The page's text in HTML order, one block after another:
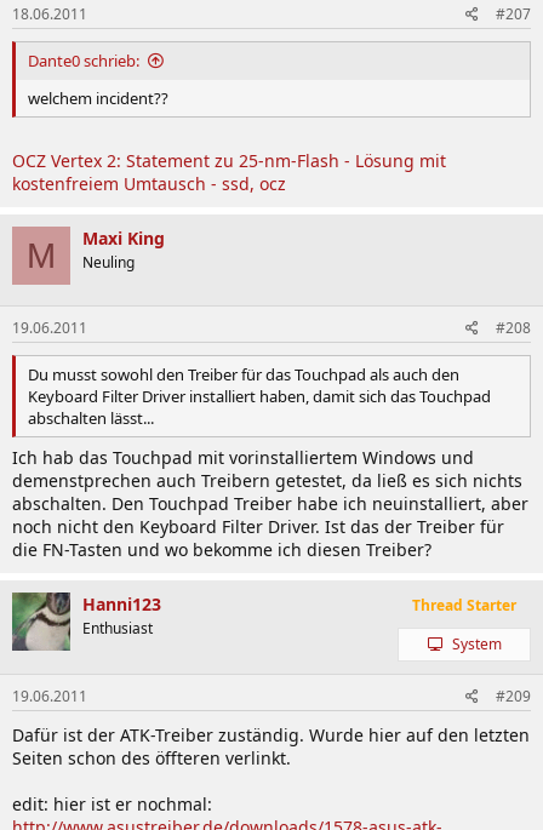
18.06.2011 #207
Dante0 schrieb:
welchem incident??
OCZ Vertex 2: Statement zu 25-nm-Flash - Lösung mit
kostenfreiem Umtausch - ssd, ocz
M Maxi King
Neuling
19.06.2011 #208
Du musst sowohl den Treiber für das Touchpad als auch den
Keyboard Filter Driver installiert haben, damit sich das Touchpad
abschalten lässt...
Ich hab das Touchpad mit vorinstalliertem Windows und
demenstprechen auch Treibern getestet, da ließ es sich nichts
abschalten. Den Touchpad Treiber habe ich neuinstalliert, aber
noch nicht den Keyboard Filter Driver. Ist das der Treiber für
die FN-Tasten und wo bekomme ich diesen Treiber?
Hanni123
Enthusiast
Thread Starter
System
19.06.2011 #209
Dafür ist der ATK-Treiber zuständig. Wurde hier auf den letzten
Seiten schon des öffteren verlinkt.
edit: hier ist er nochmal: